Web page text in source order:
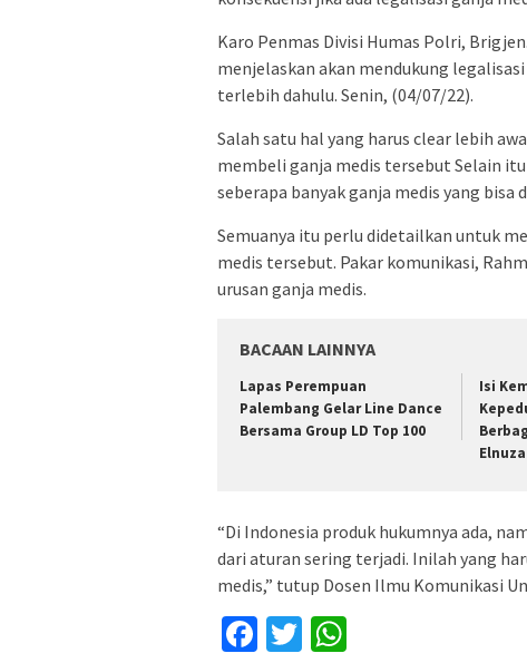
Karo Penmas Divisi Humas Polri,
menjelaskan akan mendukung
terlebih dahulu. Senin, (04/07/22).
Salah satu hal yang harus clear lebih
membeli ganja medis tersebut Selain
seberapa banyak ganja medis yang
Semuanya itu perlu didetailkan untuk
medis tersebut. Pakar komunikasi,
urusan ganja medis.
BACAAN LAINNYA
Lapas Perempuan
Palembang Gelar Line Dance
Bersama Group LD Top 100
Isi
Elnuza
“Di Indonesia produk hukumnya ada,
dari aturan sering terjadi. Inilah yang
medis,” tutup Dosen Ilmu Komunikasi
Facebook
Twitter